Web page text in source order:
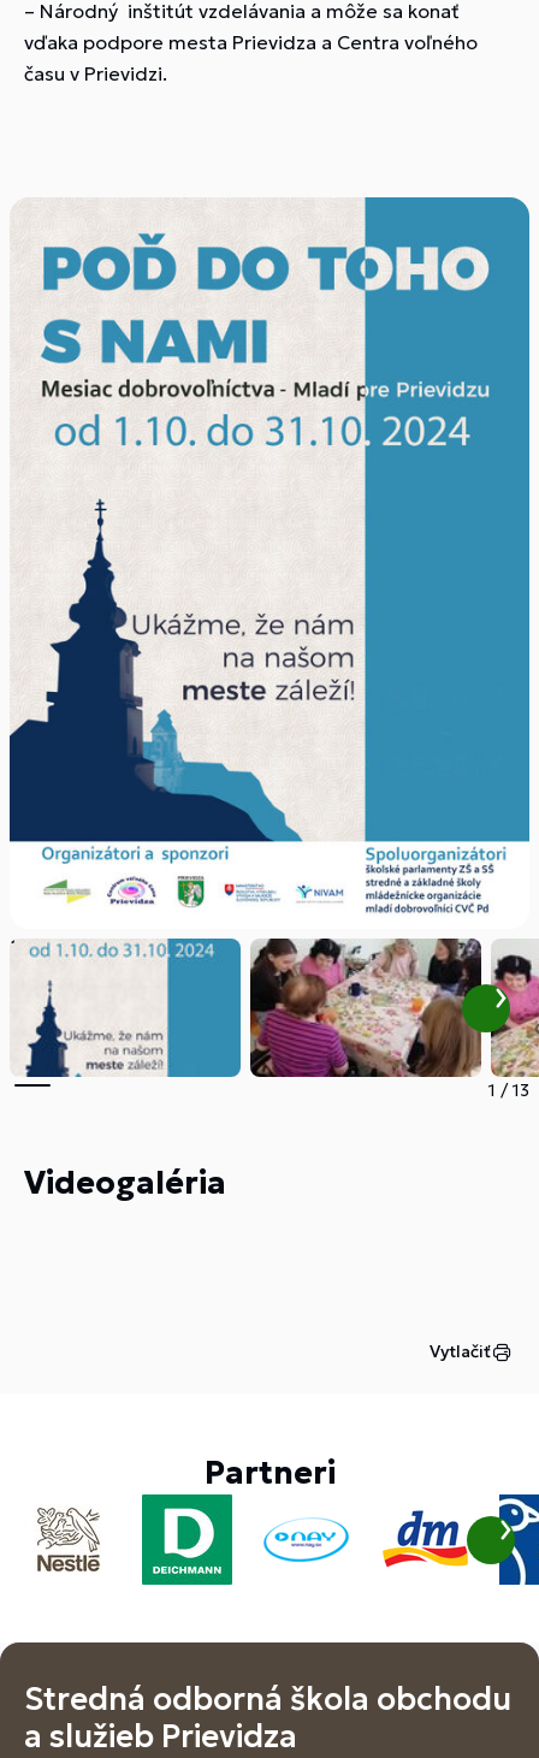
– Národný inštitút vzdelávania a môže sa konať
vďaka podpore mesta Prievidza a Centra voľného
času v Prievidzi.
1 /13
Videogaléria
Vytlačiť
Partneri
Stredná odborná škola obchodu
a služieb Prievidza